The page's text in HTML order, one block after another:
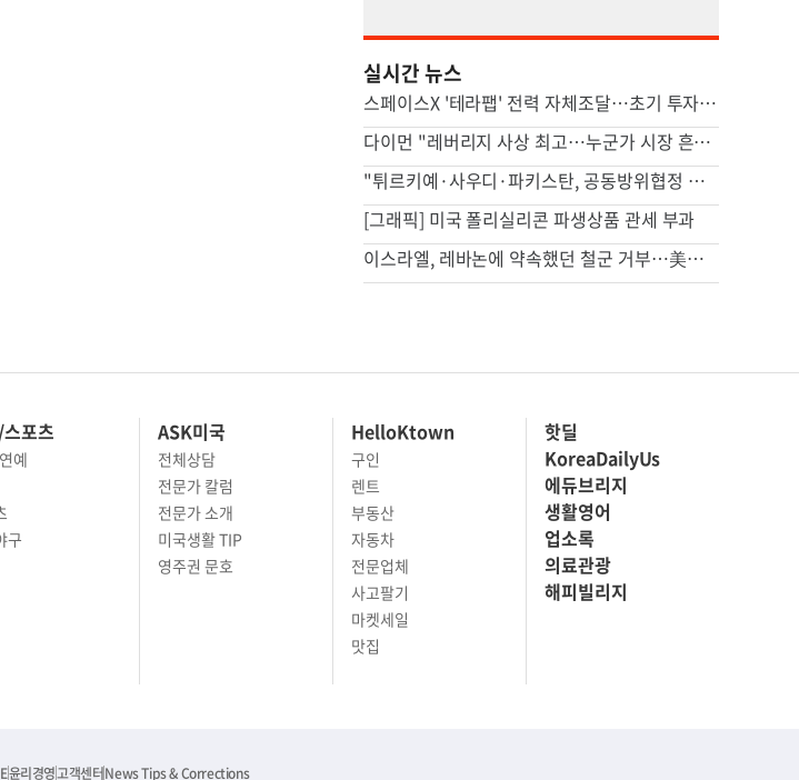
실시간 뉴스
스페이스X '테라팹' 전력 자체조달…초기 투자 24조원
다이먼 "레버리지 사상 최고…누군가 시장 흔들 위험"
"튀르키예·사우디·파키스탄, 공동방위협정 체결 예정"
[그래픽] 미국 폴리실리콘 파생상품 관세 부과
이스라엘, 레바논에 약속했던 철군 거부…美중재 삐그덕
포츠
예
구
ASK미국
전체상담
전문가 칼럼
전문가 소개
미국생활 TIP
영주권 문호
HelloKtown
구인
렌트
부동산
자동차
전문업체
사고팔기
마켓세일
맛집
핫딜
KoreaDailyUs
에듀브리지
생활영어
업소록
의료관광
해피빌리지
윤리경영고객센터News Tips & Corrections